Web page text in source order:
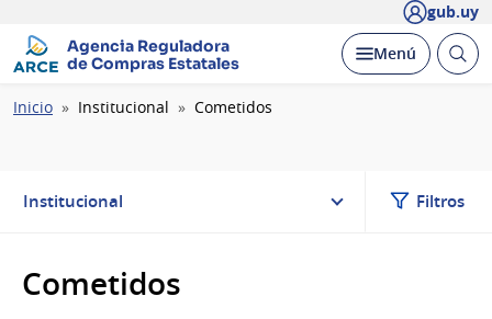
gub.uy
Agencia Reguladora
de Compras Estatales
Desplegar
Menú Abrir
Ruta
Inicio Institucional Cometidos
Institucional Filtros
Cometidos